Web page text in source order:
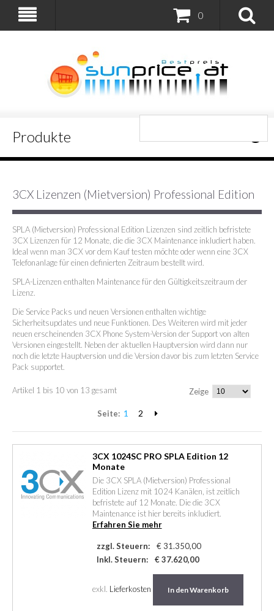
0
Produkte
3CX Lizenzen (Mietversion) Professional Edition
SPLA (Mietversion) Professional Edition Lizenzen sind zeitlich befristete
3CX Lizenzen für 12 Monate, die die 3CX Maintenance inkludiert haben.
Ideal wenn man 3CX vor dem Kauf testen möchte oder wenn eine 3CX
Telefonanlage für einen definierten Zeitraum bestellt wird.
SPLA-Lizenzen enthalten Maintenance für den Gültigkeitszeitraum der
Lizenz.
Die Service Packs und neuen Versionen enthalten wichtige
Sicherheitsupdates und neue Funktionen. Des Weiteren wird mit jeder
neuen erscheinenden 3CX Phone System-Version der Support von alten
Versionen eingestellt. Neben der aktuellen Hauptversion wird dann nur
noch die letzte Hauptversion und die Version davor bis zum letzten Service
Pack supportet.
Artikel 1 bis 10 von 13 gesamt Zeige
Seite: 1 2
3CX 1024SC PRO SPLA Edition 12
Monate
Die 3CX SPLA (Mietversion) Professional
Edition Lizenz mit 1024 Kanälen, ist zeitlich
befristete auf 12 Monate. Die die 3CX
Maintenance ist hier bereits inkludiert.
Erfahren Sie mehr
zzgl. Steuern:
€ 31.350,00
Inkl. Steuern:
€ 37.620,00
exkl. Lieferkosten In den Warenkorb